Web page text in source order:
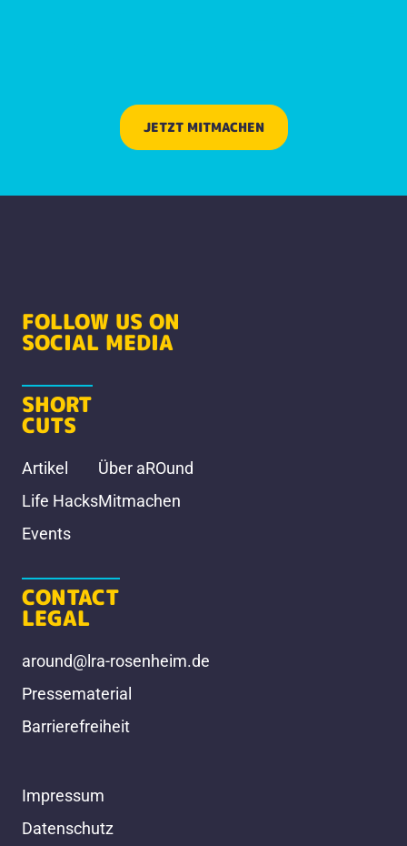
JETZT MITMACHEN
FOLLOW US ON
SOCIAL MEDIA
SHORT
CUTS
Artikel
Life Hacks
Events
Über aROund
Mitmachen
CONTACT
LEGAL
around@lra-rosenheim.de
Pressematerial
Barrierefreiheit
Impressum
Datenschutz